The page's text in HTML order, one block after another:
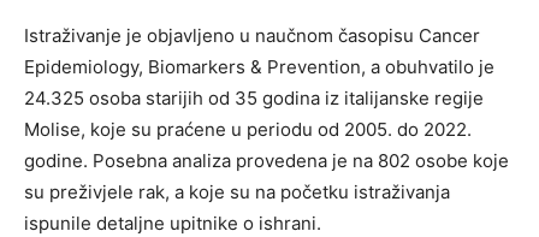
Istraživanje je objavljeno u naučnom časopisu Cancer
Epidemiology, Biomarkers & Prevention, a obuhvatilo je
24.325 osoba starijih od 35 godina iz italijanske regije
Molise, koje su praćene u periodu od 2005. do 2022.
godine. Posebna analiza provedena je na 802 osobe koje
su preživjele rak, a koje su na početku istraživanja
ispunile detaljne upitnike o ishrani.